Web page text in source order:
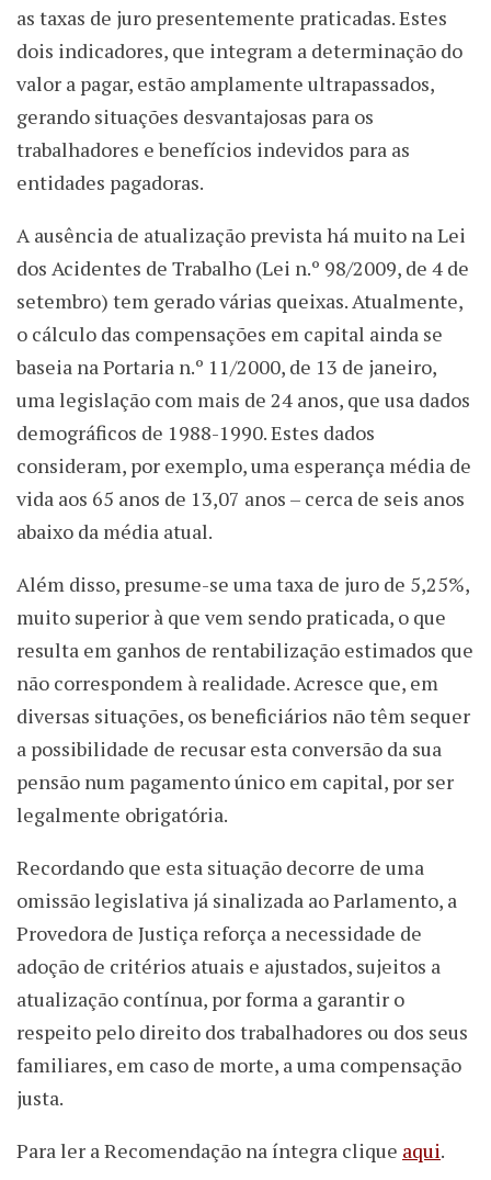
as taxas de juro presentemente praticadas. Estes
dois indicadores, que integram a determinação do
valor a pagar, estão amplamente ultrapassados,
gerando situações desvantajosas para os
trabalhadores e benefícios indevidos para as
entidades pagadoras.
A ausência de atualização prevista há muito na Lei
dos Acidentes de Trabalho (Lei n.º 98/2009, de 4 de
setembro) tem gerado várias queixas. Atualmente,
o cálculo das compensações em capital ainda se
baseia na Portaria n.º 11/2000, de 13 de janeiro,
uma legislação com mais de 24 anos, que usa dados
demográficos de 1988-1990. Estes dados
consideram, por exemplo, uma esperança média de
vida aos 65 anos de 13,07 anos – cerca de seis anos
abaixo da média atual.
Além disso, presume-se uma taxa de juro de 5,25%,
muito superior à que vem sendo praticada, o que
resulta em ganhos de rentabilização estimados que
não correspondem à realidade. Acresce que, em
diversas situações, os beneficiários não têm sequer
a possibilidade de recusar esta conversão da sua
pensão num pagamento único em capital, por ser
legalmente obrigatória.
Recordando que esta situação decorre de uma
omissão legislativa já sinalizada ao Parlamento, a
Provedora de Justiça reforça a necessidade de
adoção de critérios atuais e ajustados, sujeitos a
atualização contínua, por forma a garantir o
respeito pelo direito dos trabalhadores ou dos seus
familiares, em caso de morte, a uma compensação
justa.
Para ler a Recomendação na íntegra clique aqui.